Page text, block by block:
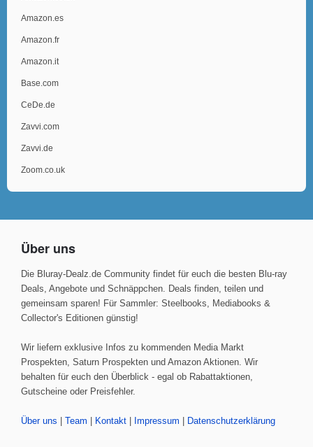
Amazon.es
Amazon.fr
Amazon.it
Base.com
CeDe.de
Zavvi.com
Zavvi.de
Zoom.co.uk
Über uns
Die Bluray-Dealz.de Community findet für euch die besten Blu-ray
Deals, Angebote und Schnäppchen. Deals finden, teilen und
gemeinsam sparen! Für Sammler: Steelbooks, Mediabooks &
Collector's Editionen günstig!
Wir liefern exklusive Infos zu kommenden Media Markt
Prospekten, Saturn Prospekten und Amazon Aktionen. Wir
behalten für euch den Überblick - egal ob Rabattaktionen,
Gutscheine oder Preisfehler.
Über uns Team Kontakt Impressum Datenschutzerklärung